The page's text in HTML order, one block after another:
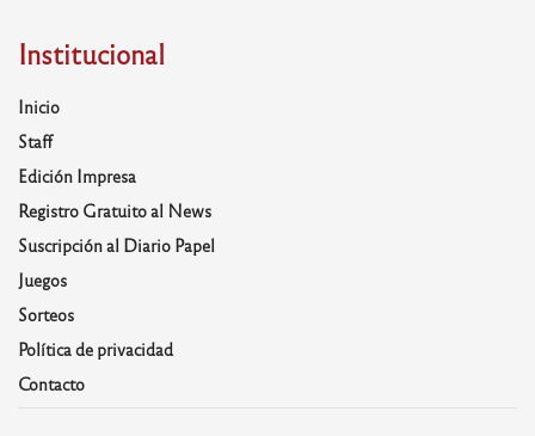
Institucional
Inicio
Staff
Edición Impresa
Registro Gratuito al News
Suscripción al Diario Papel
Juegos
Sorteos
Política de privacidad
Contacto